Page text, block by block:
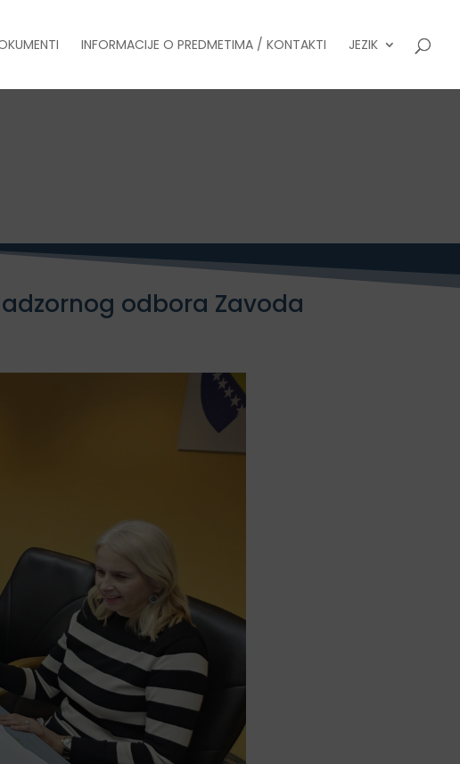
INFORMACIJE O PREDMETIMA / KONTAKTI JEZIK
odbora Zavoda